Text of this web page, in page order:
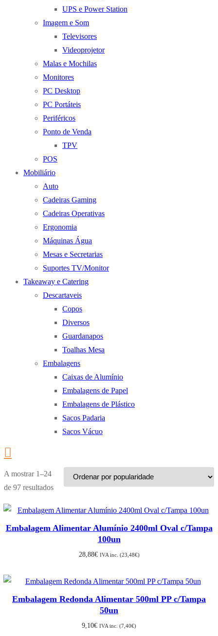
UPS e Power Station
Imagem e Som
Televisores
Videoprojetor
Malas e Mochilas
Monitores
PC Desktop
PC Portáteis
Periféricos
Ponto de Venda
TPV
POS
Mobiliário
Auto
Cadeiras Gaming
Cadeiras Operativas
Ergonomia
Máquinas Água
Mesas e Secretarias
Suportes TV/Monitor
Takeaway e Catering
Descartaveis
Copos
Diversos
Guardanapos
Toalhas Mesa
Embalagens
Caixas de Alumínio
Embalagens de Papel
Embalagens de Plástico
Sacos Padaria
Sacos Vácuo
A mostrar 1–24
de 97 resultados
Ordenado
popularidade
Embalagem Alimentar Alumínio 2400ml Oval c/Tampa
100un
28,88€ IVA inc. (23,48€)
Embalagem Redonda Alimentar 500ml PP c/Tampa
50un
9,10€ IVA inc. (7,40€)